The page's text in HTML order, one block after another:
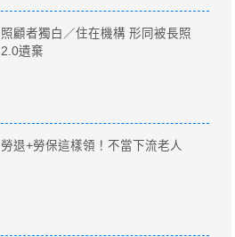
照顧者獨白／住在機構 形同被長照
2.0遺棄
勞退+勞保這樣領！不當下流老人